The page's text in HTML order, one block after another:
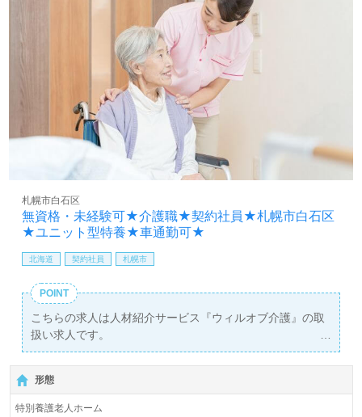
無資格・未経験可★介護職★契約社員★札幌市白石区
★ユニット型特養★車通勤可★
札幌市白石区
北海道 契約社員 札幌市
POINT
こちらの求人は人材紹介サービス『ウィルオブ介護』の取
扱い求人です。
詳細に関してお気軽にご相談ください♪
【無料】で皆さんの転職活動をサポートいたします。
形態
特別養護老人ホーム